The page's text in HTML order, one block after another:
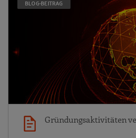
BLOG-BEITRAG
Gründungsaktivitäten